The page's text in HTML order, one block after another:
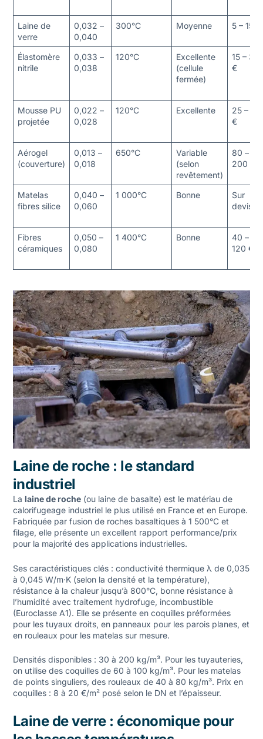
Laine de
verre
0,032 –
0,040
300°C Moyenne 5 – 15 €
Élastomère
nitrile
0,033 –
0,038
120°C
Excellente
(cellule
fermée)
15 – 35
€
Mousse PU
projetée
0,022 –
0,028
120°C Excellente
25 – 60
€
Aérogel
(couverture)
0,013 –
0,018
650°C
Variable
(selon
revêtement)
80 –
200 €
Matelas
fibres silice
0,040 –
0,060
1 000°C Bonne
Sur
devis
Fibres
céramiques
0,050 –
0,080
1 400°C Bonne
40 –
120 €
Laine de roche : le standard
industriel
La laine de roche(ou laine de basalte) est le matériau de
calorifugeage industriel le plus utilisé en France et en Europe.
Fabriquée par fusion de roches basaltiques à 1 500°C et
filage, elle présente un excellent rapport performance/prix
pour la majorité des applications industrielles.
Ses caractéristiques clés : conductivité thermique λ de 0,035
à 0,045 W/m·K (selon la densité et la température),
résistance à la chaleur jusqu’à 800°C, bonne résistance à
l’humidité avec traitement hydrofuge, incombustible
(Euroclasse A1). Elle se présente en coquilles préformées
pour les tuyaux droits, en panneaux pour les parois planes, et
en rouleaux pour les matelas sur mesure.
Densités disponibles : 30 à 200 kg/m³. Pour les tuyauteries,
on utilise des coquilles de 60 à 100 kg/m³. Pour les matelas
de points singuliers, des rouleaux de 40 à 80 kg/m³. Prix en
coquilles : 8 à 20 €/m² posé selon le DN et l’épaisseur.
Laine de verre : économique pour